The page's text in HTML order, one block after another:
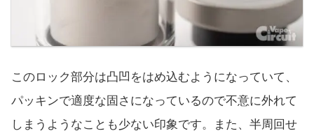
このロック部分は凸凹をはめ込むようになっていて、
パッキンで適度な固さになっているので不意に外れて
しまうようなことも少ない印象です。また、半周回せ